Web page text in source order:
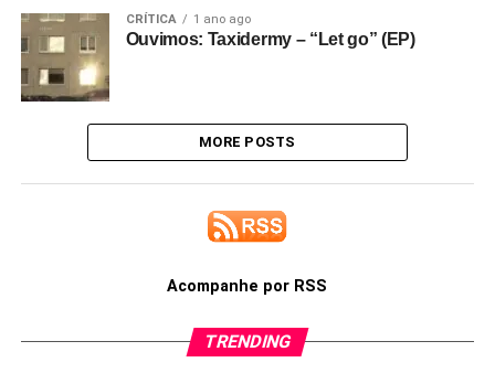
CRÍTICA 1 ano ago
Ouvimos: Taxidermy – “Let go” (EP)
MORE POSTS
Acompanhe por RSS
TRENDING